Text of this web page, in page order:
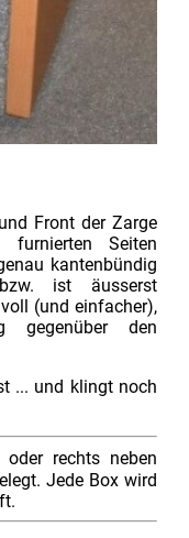
Front der Zarge
Seiten
kantenbündig
ist äusserst
(und einfacher),
gegenüber den
... und klingt noch
wird